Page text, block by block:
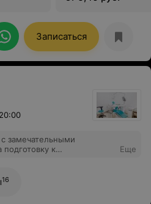
Записаться
замечательными
к
Сергеевны врача
Владимировны, врача
вежливые. Желаю
клинике!
Еще
16